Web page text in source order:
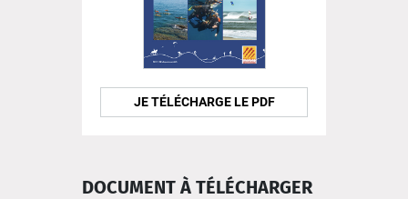
JE TÉLÉCHARGE LE PDF
DOCUMENT À TÉLÉCHARGER